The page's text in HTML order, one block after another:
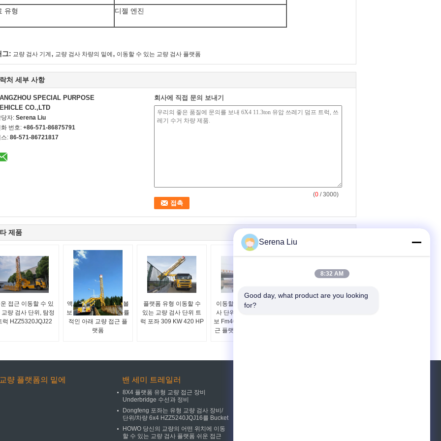
유형 디젤 엔진
그: 교량 검사 기계 , 교량 검사 차량의 밑에 , 이동할 수 있는 교량 검사 플랫폼
처 세부 사항
SPECIAL PURPOSE
CO.,LTD
당자: Serena Liu
화 번호: +86-571-86875791
: 86-571-86721817
회사에 직접 문의 보내기
(0 / 3000)
제품
접근 이동할 수 있
교량 검사 단위, 탐정
럭 HZZ5320JQJ22
액체정역학 드라이브 볼
보 8x4를 가진 높이 능률
적인 아래 교량 접근 플
랫폼
플랫폼 유형 이동할 수
있는 교량 검사 단위 트
럭 포좌 309 KW 420 HP
이동할 수 있는 교량 검
사 단위 트럭의 밑에 볼
보 Fm400 8x4 22m는 접
근 플랫폼을 거치했습니
교량 플랫폼의 밑에 밴 세미 트레일러
8X4 플랫폼 유형 교량 접근 장비
Underbridge 수선과 정비
Dongfeng 포좌는 유형 교량 검사 장비/
단위/차량 6x4 HZZ5240JQJ16를 Bucket
HOWO 당신의 교량의 어떤 위치에 이동
할 수 있는 교량 검사 플랫폼 쉬운 접근
Serena Liu
8:32 AM
Good day, what product are you looking
for?